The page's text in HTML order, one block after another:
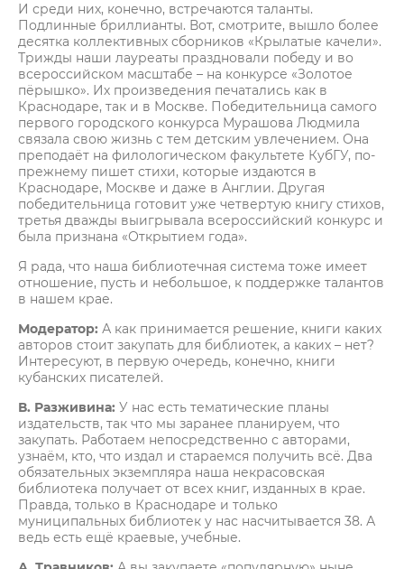
И среди них, конечно, встречаются таланты.
Подлинные бриллианты. Вот, смотрите, вышло более
десятка коллективных сборников «Крылатые качели».
Трижды наши лауреаты праздновали победу и во
всероссийском масштабе – на конкурсе «Золотое
пёрышко». Их произведения печатались как в
Краснодаре, так и в Москве. Победительница самого
первого городского конкурса Мурашова Людмила
связала свою жизнь с тем детским увлечением. Она
преподаёт на филологическом факультете КубГУ, по-
прежнему пишет стихи, которые издаются в
Краснодаре, Москве и даже в Англии. Другая
победительница готовит уже четвертую книгу стихов,
третья дважды выигрывала всероссийский конкурс и
была признана «Открытием года».
Я рада, что наша библиотечная система тоже имеет
отношение, пусть и небольшое, к поддержке талантов
в нашем крае.
Модератор: А как принимается решение, книги каких
авторов стоит закупать для библиотек, а каких – нет?
Интересуют, в первую очередь, конечно, книги
кубанских писателей.
В. Разживина: У нас есть тематические планы
издательств, так что мы заранее планируем, что
закупать. Работаем непосредственно с авторами,
узнаём, кто, что издал и стараемся получить всё. Два
обязательных экземпляра наша некрасовская
библиотека получает от всех книг, изданных в крае.
Правда, только в Краснодаре и только
муниципальных библиотек у нас насчитывается 38. А
ведь есть ещё краевые, учебные.